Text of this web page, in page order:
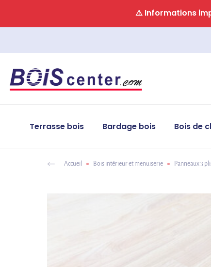
⚠️ Informations
Terrasse bois Bardage bois Bois de
Accueil Bois intérieur et menuiserie Panneaux 3